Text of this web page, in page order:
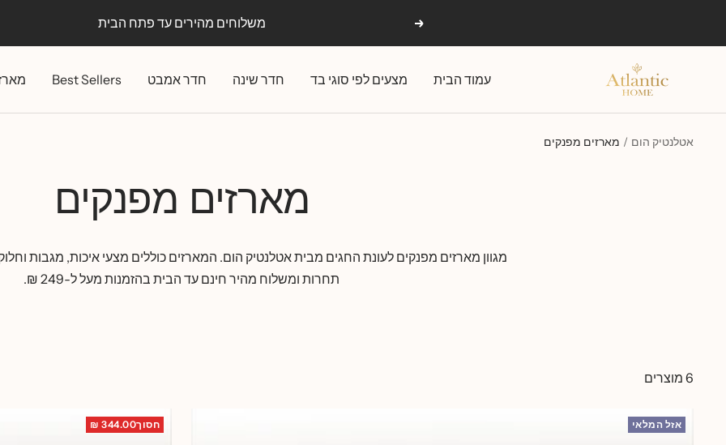
הקודם קיץ באטלנטיק: עד 30% הנחה
עמוד הבית מצעים לפי סוגי בד חדר שינה חדר אמבט Best Sellers
אטלנטיק
אטלנטיק הום מארזים מפנקים
מארזים מפנקים
מגוון מארזים מפנקים לעונת החגים מבית אטלנטיק הום. המארזים כוללים מצעי איכות, מגבות
תחרות ומשלוח מהיר חינם עד הבית בהזמנות מעל ל-249 ₪.
6 מוצרים
אזל המלאי חסוך344.00 ₪